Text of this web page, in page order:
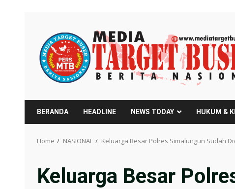
content
BERANDA HEADLINE NEWS TODAY HUKUM &
Home NASIONAL Keluarga Besar Polres Simalungun Sudah
Keluarga Besar